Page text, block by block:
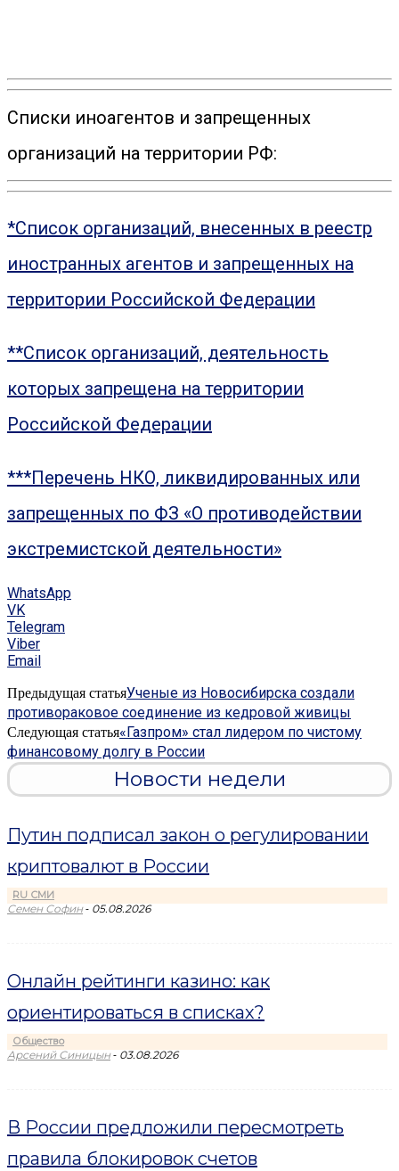
Списки иноагентов и запрещенных
организаций на территории РФ:
*Список организаций, внесенных в реестр
иностранных агентов и запрещенных на
территории Российской Федерации
**Список организаций, деятельность
которых запрещена на территории
Российской Федерации
***Перечень НКО, ликвидированных или
запрещенных по ФЗ «О противодействии
экстремистской деятельности»
WhatsApp
VK
Telegram
Viber
Email
Предыдущая статьяУченые из Новосибирска создали
противораковое соединение из кедровой живицы
Следующая статья«Газпром» стал лидером по чистому
финансовому долгу в России
Новости недели
Путин подписал закон о регулировании
криптовалют в России
RU СМИ
Семен Софин - 05.08.2026
Онлайн рейтинги казино: как
ориентироваться в списках?
Общество
Арсений Синицын - 03.08.2026
В России предложили пересмотреть
правила блокировок счетов